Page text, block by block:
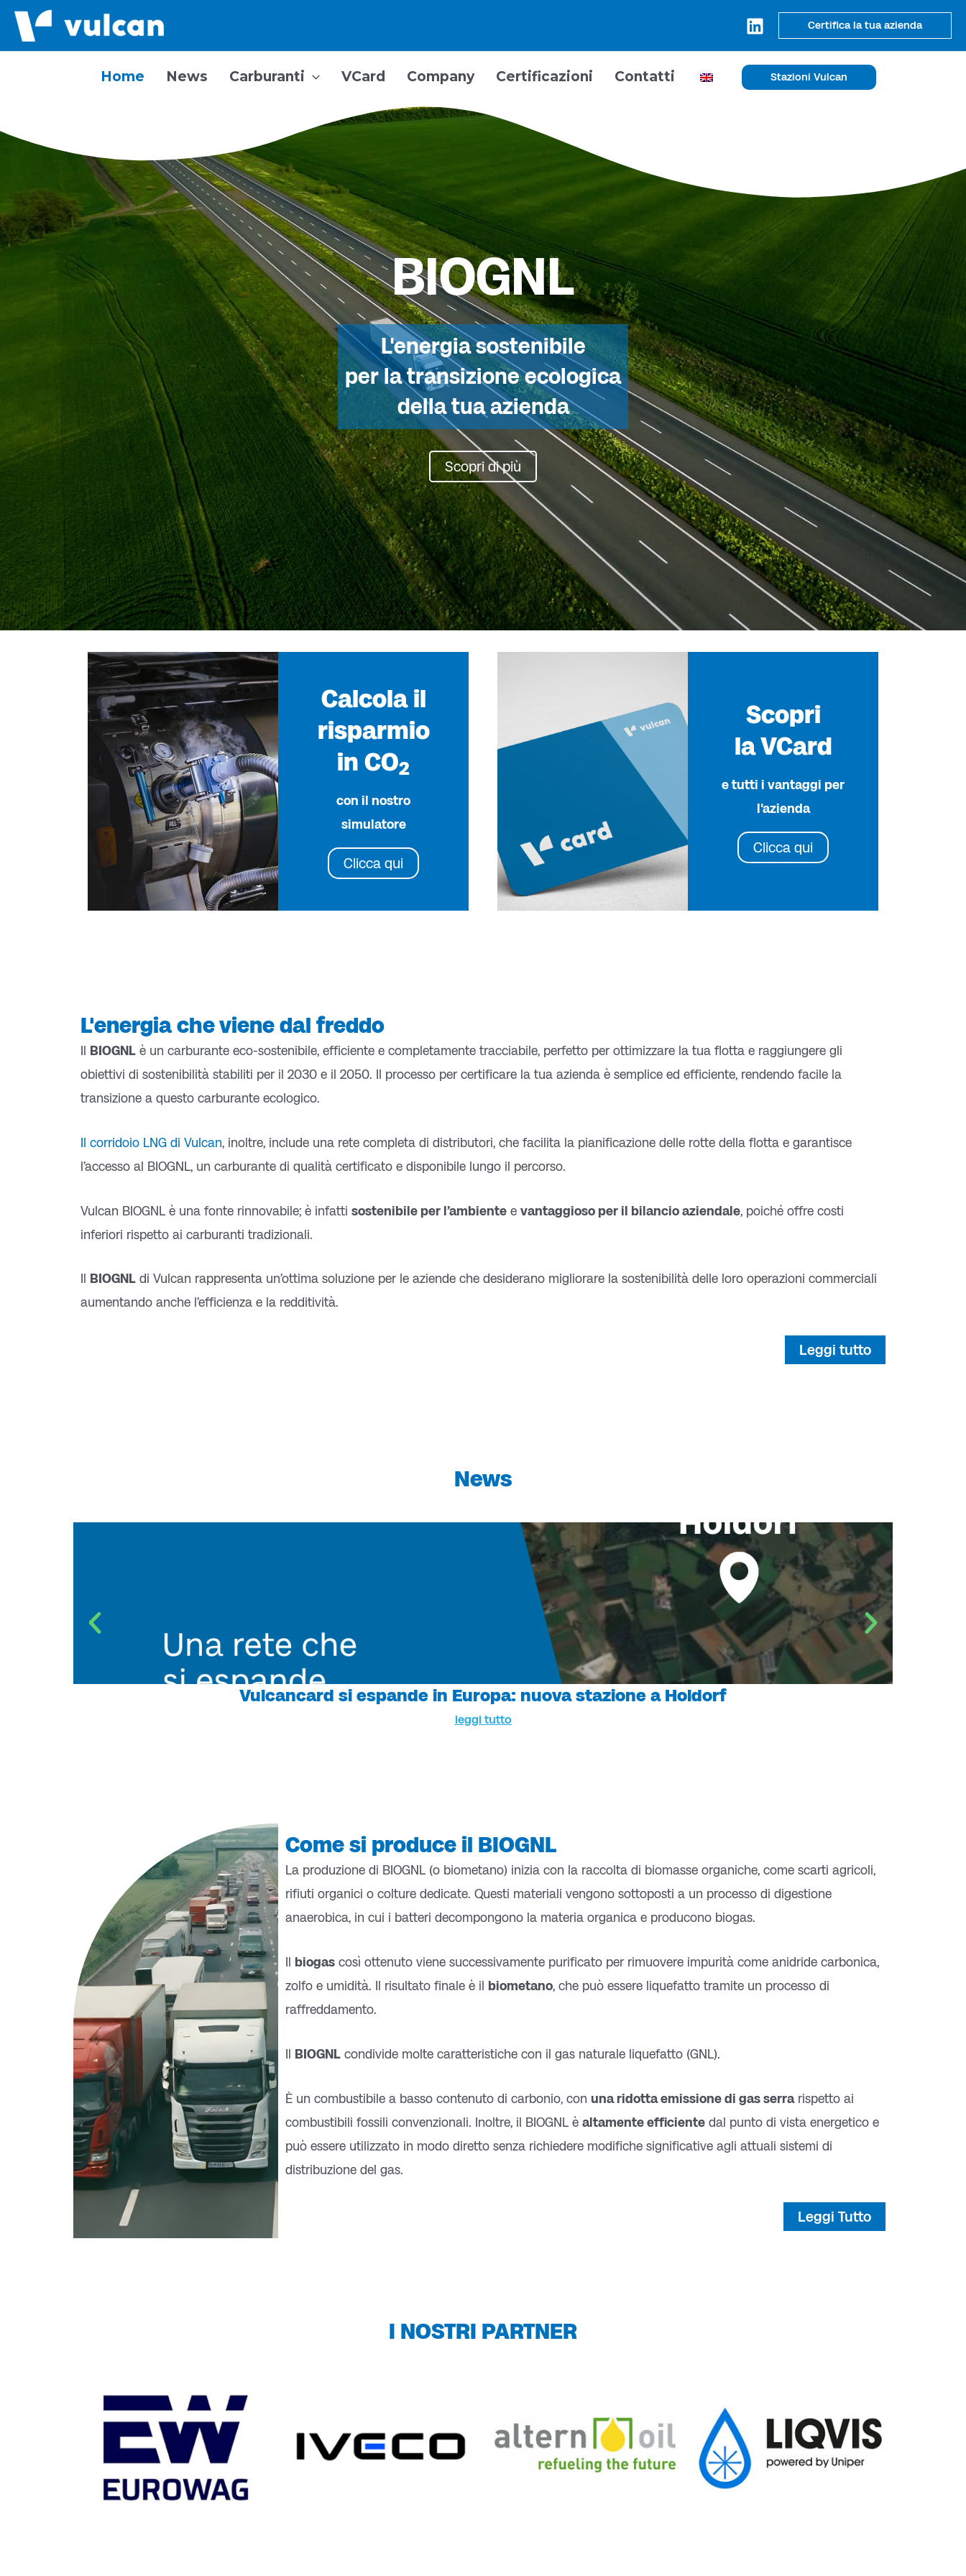
Vai
Certifica la tua azienda
Home News Carburanti VCard Company Certificazioni Contatti Stazioni Vulcan
BIOGNL
L'energia sostenibile
per la transizione ecologica
della tua azienda
Scopri di più
Calcola il
risparmio
in CO2
con il nostro
simulatore
Clicca qui
Scopri
la VCard
e tutti i vantaggi per
l'azienda
Clicca qui
L'energia che viene dal freddo
Il BIOGNL è un carburante eco-sostenibile, efficiente e completamente tracciabile, perfetto per ottimizzare la tua flotta e raggiungere gli
obiettivi di sostenibilità stabiliti per il 2030 e il 2050. Il processo per certificare la tua azienda è semplice ed efficiente, rendendo facile la
transizione a questo carburante ecologico.
Il corridoio LNG di Vulcan, inoltre, include una rete completa di distributori, che facilita la pianificazione delle rotte della flotta e garantisce
l’accesso al BIOGNL, un carburante di qualità certificato e disponibile lungo il percorso.
Vulcan BIOGNL è una fonte rinnovabile; è infatti sostenibile per l’ambiente e vantaggioso per il bilancio aziendale, poiché offre costi
inferiori rispetto ai carburanti tradizionali.
Il BIOGNL di Vulcan rappresenta un’ottima soluzione per le aziende che desiderano migliorare la sostenibilità delle loro operazioni commerciali
aumentando anche l’efficienza e la redditività.
Leggi tutto
News
Vulcancard si espande in Europa: nuova stazione a Holdorf
leggi tutto
Come si produce il BIOGNL
La produzione di BIOGNL (o biometano) inizia con la raccolta di biomasse organiche, come scarti agricoli,
rifiuti organici o colture dedicate. Questi materiali vengono sottoposti a un processo di digestione
anaerobica, in cui i batteri decompongono la materia organica e producono biogas.
Il biogas così ottenuto viene successivamente purificato per rimuovere impurità come anidride carbonica,
zolfo e umidità. Il risultato finale è il biometano, che può essere liquefatto tramite un processo di
raffreddamento.
Il BIOGNL condivide molte caratteristiche con il gas naturale liquefatto (GNL).
È un combustibile a basso contenuto di carbonio, con una ridotta emissione di gas serrarispetto ai
combustibili fossili convenzionali. Inoltre, il BIOGNL è altamente efficiente dal punto di vista energetico e
può essere utilizzato in modo diretto senza richiedere modifiche significative agli attuali sistemi di
distribuzione del gas.
Leggi Tutto
I NOSTRI PARTNER